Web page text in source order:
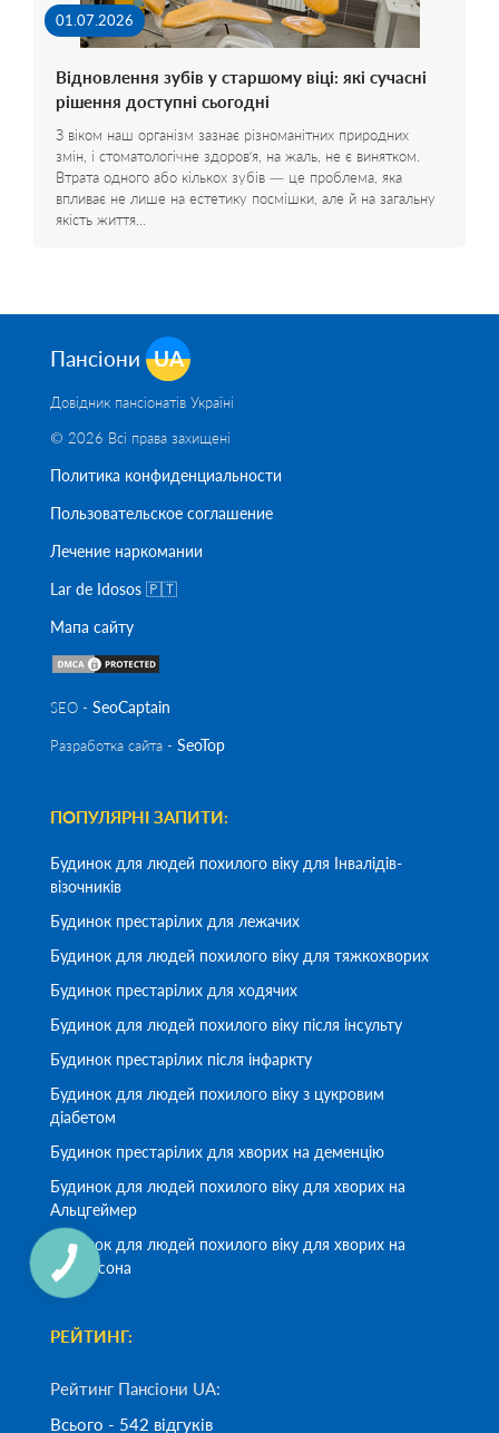
01.07.2026
Відновлення зубів у старшому віці: які сучасні
рішення доступні сьогодні
З віком наш організм зазнає різноманітних природних
змін, і стоматологічне здоров’я, на жаль, не є винятком.
Втрата одного або кількох зубів — це проблема, яка
впливає не лише на естетику посмішки, але й на загальну
якість життя…
Пансіони UA
Довідник пансіонатів Україні
© 2026 Всі права захищені
Политика конфиденциальности
Пользовательское соглашение
Лечение наркомании
Lar de Idosos 🇵🇹
Мапа сайту
SEO - SeoСaptain
Разработка сайта - SeoTop
ПОПУЛЯРНІ ЗАПИТИ:
Будинок для людей похилого віку для Інвалідів-
візочників
Будинок престарілих для лежачих
Будинок для людей похилого віку для тяжкохворих
Будинок престарілих для ходячих
Будинок для людей похилого віку після інсульту
Будинок престарілих після інфаркту
Будинок для людей похилого віку з цукровим
діабетом
Будинок престарілих для хворих на деменцію
Будинок для людей похилого віку для хворих на
Альцгеймер
Будинок для людей похилого віку для хворих на
Паркінсона
РЕЙТИНГ:
Рейтинг Пансіони UA:
Всього - 542 відгуків